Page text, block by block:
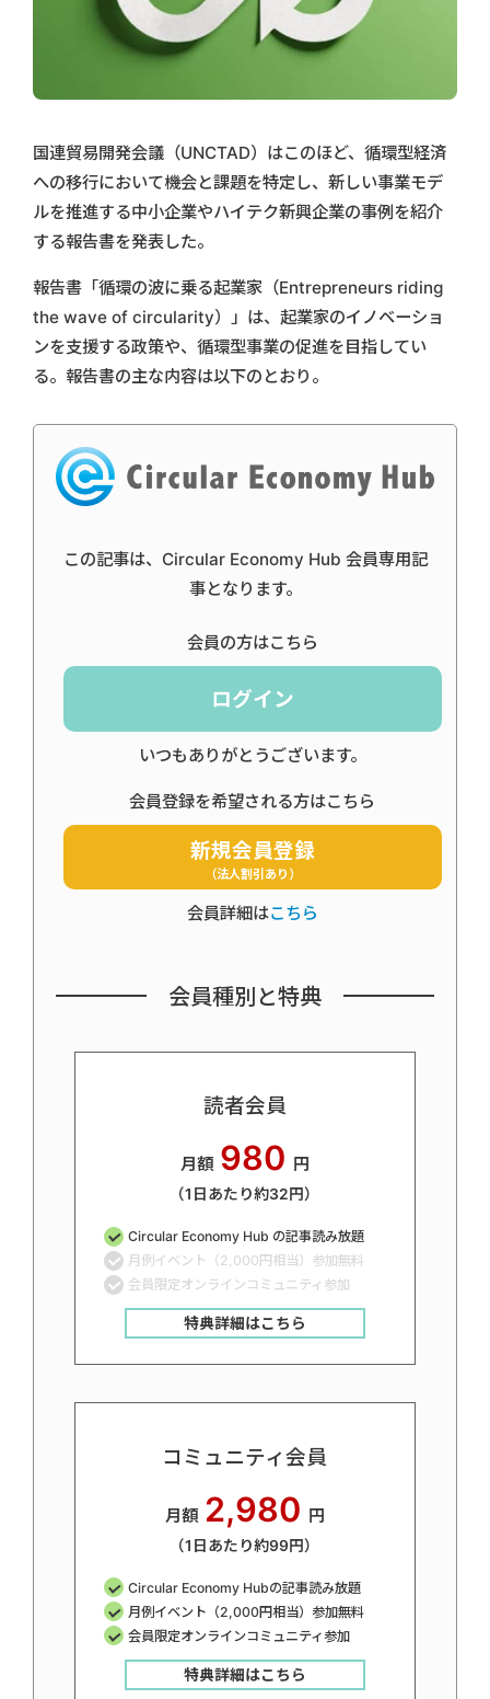
国連貿易開発会議（UNCTAD）はこのほど、循環型経済
への移行において機会と課題を特定し、新しい事業モデ
ルを推進する中小企業やハイテク新興企業の事例を紹介
する報告書を発表した。
報告書「循環の波に乗る起業家（Entrepreneurs riding
the wave of circularity）」は、起業家のイノベーショ
ンを支援する政策や、循環型事業の促進を目指してい
る。報告書の主な内容は以下のとおり。
この記事は、Circular Economy Hub 会員専用記
事となります。
会員の方はこちら
ログイン
いつもありがとうございます。
会員登録を希望される方はこちら
新規会員登録
（法人割引あり）
会員詳細はこちら
会員種別と特典
読者会員
月額 980 円
（1日あたり約32円）
Circular Economy Hub の記事読み放題
月例イベント（2,000円相当）参加無料
会員限定オンラインコミュニティ参加
特典詳細はこちら
コミュニティ会員
月額 2,980 円
（1日あたり約99円）
Circular Economy Hubの記事読み放題
月例イベント（2,000円相当）参加無料
会員限定オンラインコミュニティ参加
特典詳細はこちら